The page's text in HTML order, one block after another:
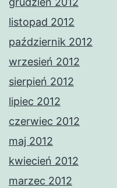
listopad 2012
październik 2012
wrzesień 2012
sierpień 2012
lipiec 2012
czerwiec 2012
maj 2012
kwiecień 2012
marzec 2012